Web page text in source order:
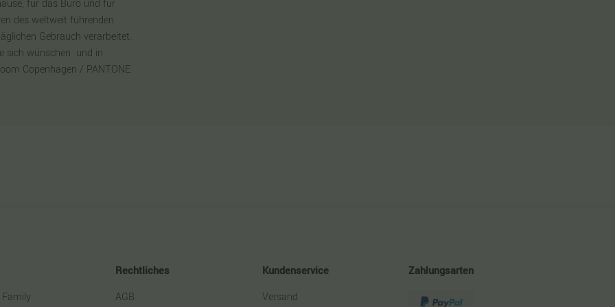
für das Büro und für
des weltweit führenden
Gebrauch verarbeitet.
sich wünschen  und in
Copenhagen / PANTONE
Rechtliches
AGB
Kundenservice
Versand
Zahlungsarten